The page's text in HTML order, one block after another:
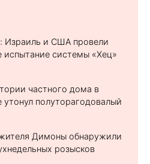
Израиль и США провели
испытание системы «Хец»
частного дома в
утонул полуторагодовалый
Димоны обнаружили
розысков